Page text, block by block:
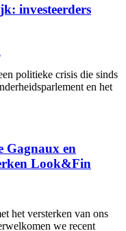
investeerders
politieke crisis die sinds
en het
Gagnaux en
Look&Fin
het versterken van ons
we recent